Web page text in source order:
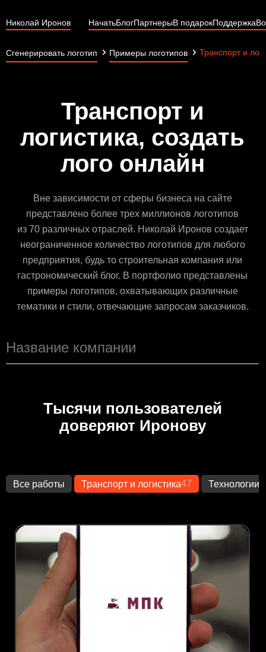
Николай Иронов НачатьБлогПартнерыВ подарокПоддержка
Сгенерировать логотип Примеры логотипов Транспорт и
Транспорт и
логистика, создать
лого онлайн
Вне зависимости от сферы бизнеса на сайте
представлено более трех миллионов логотипов
из 70 различных отраслей. Николай Иронов создает
неограниченное количество логотипов для любого
предприятия, будь то строительная компания или
гастрономический блог. В портфолио представлены
примеры логотипов, охватывающих различные
тематики и стили, отвечающие запросам заказчиков.
Тысячи пользователей
доверяют Иронову
Все работы Транспорт и логистика47 Технологии